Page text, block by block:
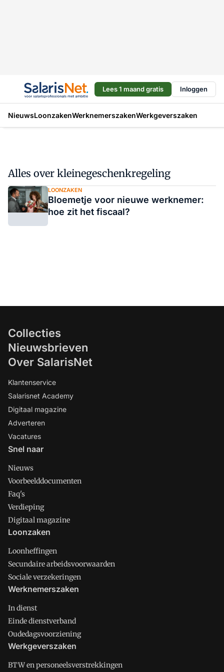
Lees 1 maand gratis Inloggen
NieuwsLoonzakenWerknemerszakenWerkgeverszaken
Alles over kleinegeschenkregeling
LOONZAKEN
Bloemetje voor nieuwe werknemer:
hoe zit het fiscaal?
Collecties
Nieuwsbrieven
Over SalarisNet
Klantenservice
Salarisnet Academy
Digitaal magazine
Adverteren
Vacatures
Snel naar
Nieuws
Voorbeelddocumenten
Faq's
Verdieping
Digitaal magazine
Loonzaken
Loonheffingen
Secundaire arbeidsvoorwaarden
Sociale verzekeringen
Werknemerszaken
In dienst
Einde dienstverband
Oudedagsvoorziening
Werkgeverszaken
BTW en personeelsverstrekkingen